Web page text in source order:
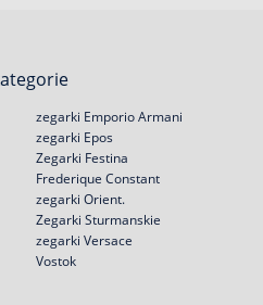
zegarki Emporio Armani
zegarki Epos
Zegarki Festina
Frederique Constant
zegarki Orient.
Zegarki Sturmanskie
zegarki Versace
Vostok